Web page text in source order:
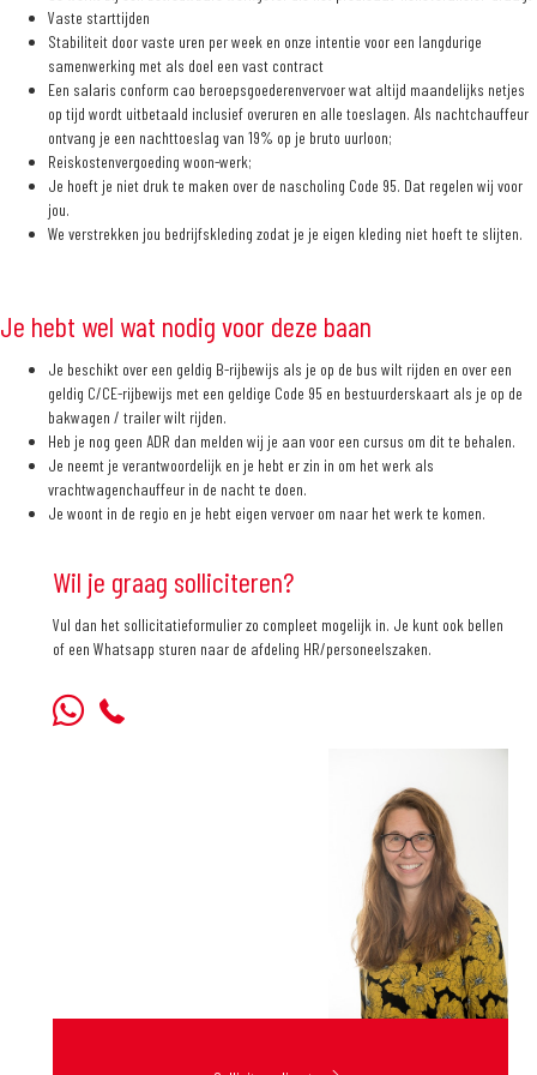
Vaste starttijden
Stabiliteit door vaste uren per week en onze intentie voor een langdurige
samenwerking met als doel een vast contract
Een salaris conform cao beroepsgoederenvervoer wat altijd maandelijks netjes
op tijd wordt uitbetaald inclusief overuren en alle toeslagen. Als nachtchauffeur
ontvang je een nachttoeslag van 19% op je bruto uurloon;
Reiskostenvergoeding woon-werk;
Je hoeft je niet druk te maken over de nascholing Code 95. Dat regelen wij voor
jou.
We verstrekken jou bedrijfskleding zodat je je eigen kleding niet hoeft te slijten.
Je hebt wel wat nodig voor deze baan
Je beschikt over een geldig B-rijbewijs als je op de bus wilt rijden en over een
geldig C/CE-rijbewijs met een geldige Code 95 en bestuurderskaart als je op de
bakwagen / trailer wilt rijden.
Heb je nog geen ADR dan melden wij je aan voor een cursus om dit te behalen.
Je neemt je verantwoordelijk en je hebt er zin in om het werk als
vrachtwagenchauffeur in de nacht te doen.
Je woont in de regio en je hebt eigen vervoer om naar het werk te komen.
Wil je graag solliciteren?
Vul dan het sollicitatieformulier zo compleet mogelijk in. Je kunt ook bellen
of een Whatsapp sturen naar de afdeling HR/personeelszaken.